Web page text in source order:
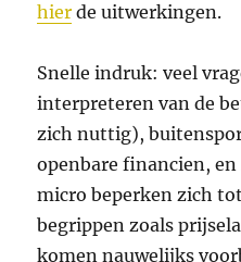
hier de uitwerkingen.
Snelle indruk: veel
interpreteren van de
zich nuttig),
openbare financien,
micro beperken zich
begrippen zoals
komen nauwelijks